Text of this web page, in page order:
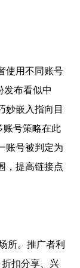
使用不同账号
发布看似中
妙嵌入指向目
账号策略在此
账号被判定为
，提高链接点
所。推广者利
扣分享、兴